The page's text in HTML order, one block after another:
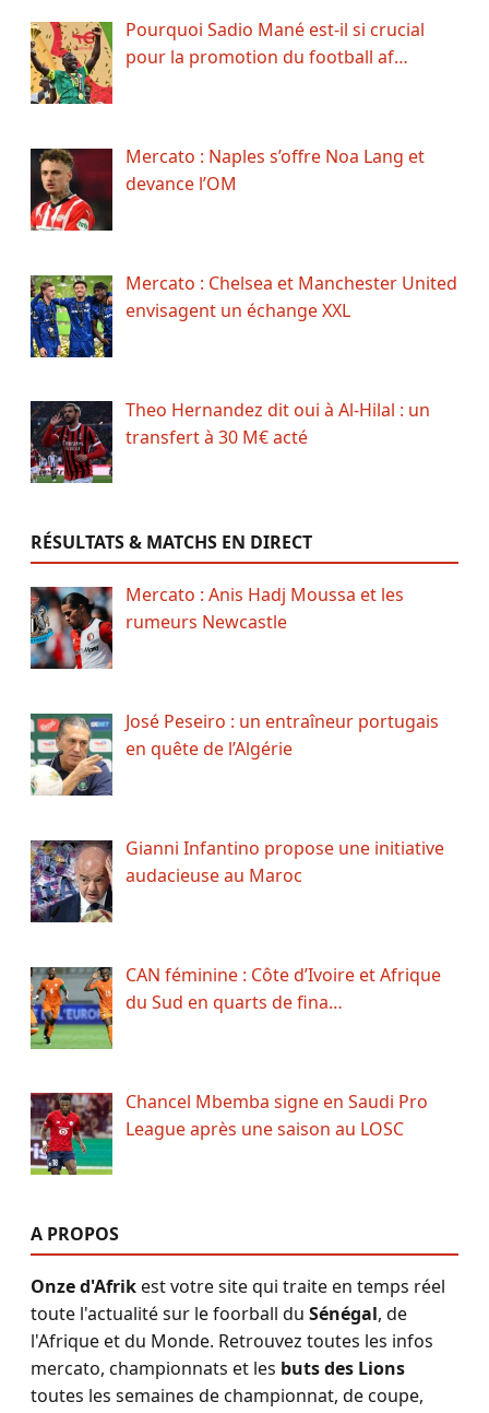
Pourquoi Sadio Mané est-il si crucial
pour la promotion du football af…
Mercato : Naples s’offre Noa Lang et
devance l’OM
Mercato : Chelsea et Manchester United
envisagent un échange XXL
Theo Hernandez dit oui à Al-Hilal : un
transfert à 30 M€ acté
RÉSULTATS & MATCHS EN DIRECT
Mercato : Anis Hadj Moussa et les
rumeurs Newcastle
José Peseiro : un entraîneur portugais
en quête de l’Algérie
Gianni Infantino propose une initiative
audacieuse au Maroc
CAN féminine : Côte d’Ivoire et Afrique
du Sud en quarts de fina…
Chancel Mbemba signe en Saudi Pro
League après une saison au LOSC
A PROPOS
Onze d'Afrikest votre site qui traite en temps réel
toute l'actualité sur le foorball du Sénégal, de
l'Afrique et du Monde. Retrouvez toutes les infos
mercato, championnats et les buts des Lions
toutes les semaines de championnat, de coupe,